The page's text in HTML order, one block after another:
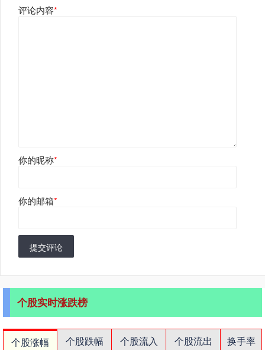
评论内容*
你的昵称*
你的邮箱*
提交评论
个股实时涨跌榜
个股涨幅 个股跌幅 个股流入 个股流出
换手率